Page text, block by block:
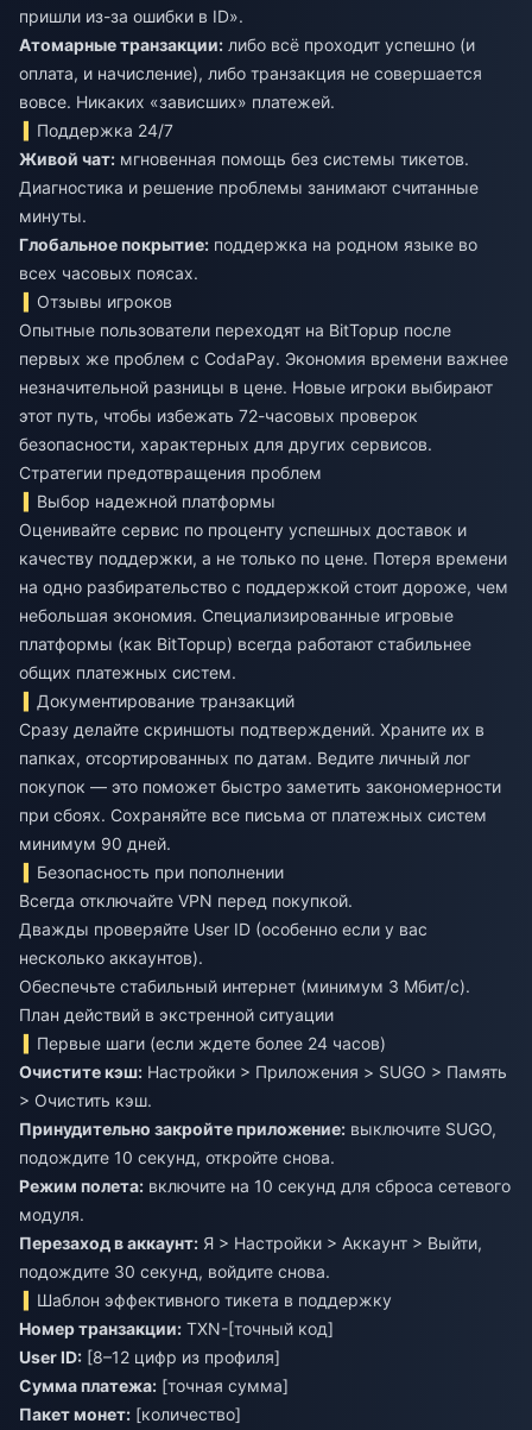
пришли из-за ошибки в ID».
Атомарные транзакции: либо всё проходит успешно (и
оплата, и начисление), либо транзакция не совершается
вовсе. Никаких «зависших» платежей.
Поддержка 24/7
Живой чат: мгновенная помощь без системы тикетов.
Диагностика и решение проблемы занимают считанные
минуты.
Глобальное покрытие: поддержка на родном языке во
всех часовых поясах.
Отзывы игроков
Опытные пользователи переходят на BitTopup после
первых же проблем с CodaPay. Экономия времени важнее
незначительной разницы в цене. Новые игроки выбирают
этот путь, чтобы избежать 72-часовых проверок
безопасности, характерных для других сервисов.
Стратегии предотвращения проблем
Выбор надежной платформы
Оценивайте сервис по проценту успешных доставок и
качеству поддержки, а не только по цене. Потеря времени
на одно разбирательство с поддержкой стоит дороже, чем
небольшая экономия. Специализированные игровые
платформы (как BitTopup) всегда работают стабильнее
общих платежных систем.
Документирование транзакций
Сразу делайте скриншоты подтверждений. Храните их в
папках, отсортированных по датам. Ведите личный лог
покупок — это поможет быстро заметить закономерности
при сбоях. Сохраняйте все письма от платежных систем
минимум 90 дней.
Безопасность при пополнении
Всегда отключайте VPN перед покупкой.
Дважды проверяйте User ID (особенно если у вас
несколько аккаунтов).
Обеспечьте стабильный интернет (минимум 3 Мбит/с).
План действий в экстренной ситуации
Первые шаги (если ждете более 24 часов)
Очистите кэш: Настройки > Приложения > SUGO > Память
> Очистить кэш.
Принудительно закройте приложение: выключите SUGO,
подождите 10 секунд, откройте снова.
Режим полета: включите на 10 секунд для сброса сетевого
модуля.
Перезаход в аккаунт: Я > Настройки > Аккаунт > Выйти,
подождите 30 секунд, войдите снова.
Шаблон эффективного тикета в поддержку
Номер транзакции: TXN-[точный код]
User ID: [8–12 цифр из профиля]
Сумма платежа: [точная сумма]
Пакет монет: [количество]